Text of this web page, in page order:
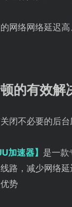
网络网络延迟
的有效解
闭不必要的后
加速器】 是一款
路，减少网络
势